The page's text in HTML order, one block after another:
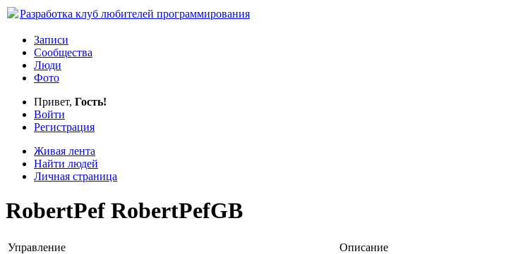
Разработка клуб любителей программирования
Записи
Сообщества
Люди
Фото
Привет, Гость!
Войти
Регистрация
Живая лента
Найти людей
Личная страница
RobertPef RobertPefGB
Управление Описание